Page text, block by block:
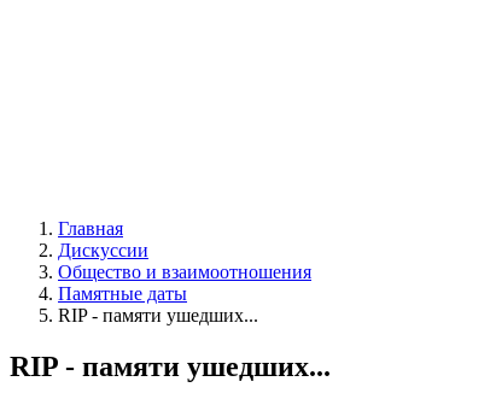
Главная
Дискуссии
Общество и взаимоотношения
Памятные даты
RIP - памяти ушедших...
RIP - памяти ушедших...